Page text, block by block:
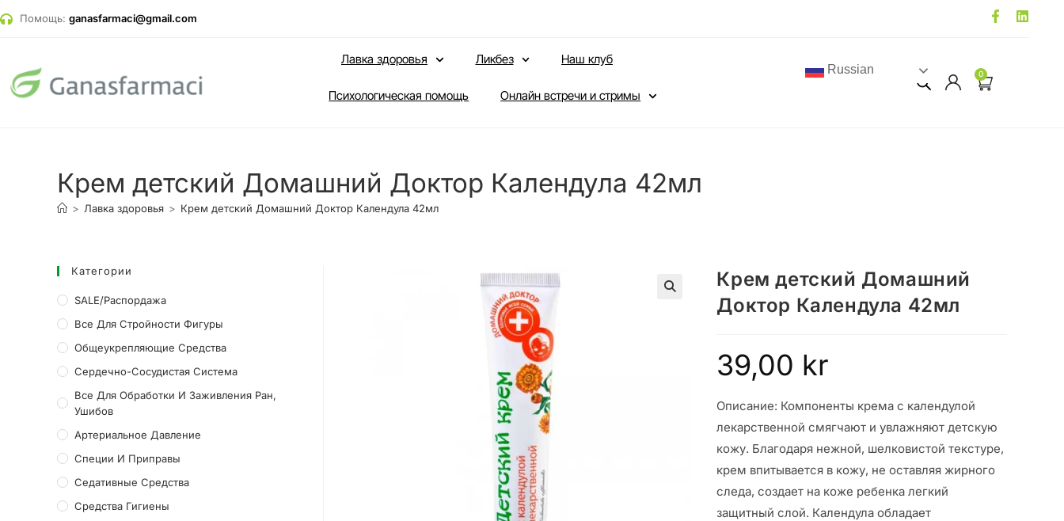
Помощь: ganasfarmaci@gmail.com
Лавка здоровья Ликбез Наш клуб
Психологическая помощь Онлайн встречи и стримы
Russian 0
Крем детский Домашний Доктор Календула 42мл
> Лавка здоровья > Крем детский Домашний Доктор Календула 42мл
Крем детский Домашний
Доктор Календула 42мл
39,00 kr
Описание: Компоненты крема с календулой
лекарственной смягчают и увлажняют детскую
кожу. Благодаря нежной, шелковистой текстуре,
крем впитывается в кожу, не оставляя жирного
следа, создает на коже ребенка легкий
защитный слой. Календула обладает
Категории
SALE/Распордажа
Все Для Стройности Фигуры
Общеукрепляющие Средства
Сердечно-Сосудистая Система
Все Для Обработки И Заживления Ран,
Ушибов
Артериальное Давление
Специи И Приправы
Седативные Средства
Средства Гигиены